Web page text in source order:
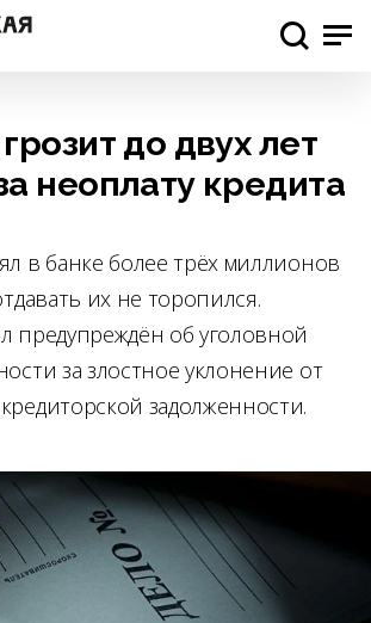
до двух лет
неоплату кредита
в банке более трёх миллионов
их не торопился.
предупреждён об уголовной
за злостное уклонение от
задолженности.